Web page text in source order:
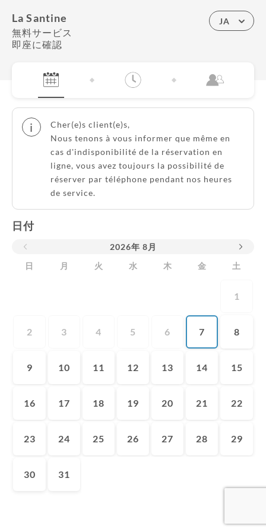
La Santine
無料サービス
即座に確認
JA
i
Cher(e)s client(e)s,
Nous tenons à vous informer que même en
cas d'indisponibilité de la réservation en
ligne, vous avez toujours la possibilité de
réserver par téléphone pendant nos heures
de service.
日付
2026年 8月
日
月 火 水 木 金 土
1
2 3 4 5 6 7 8
9 10 11 12 13 14 15
16 17 18 19 20 21 22
23 24 25 26 27 28 29
30 31